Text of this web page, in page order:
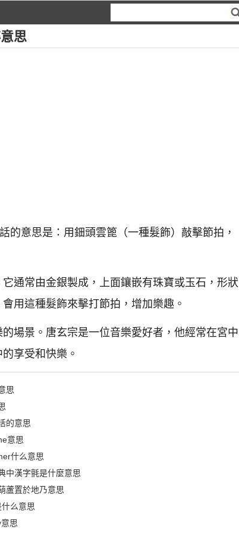
思
的意思是：用鈿頭雲篦（一種髮飾）敲擊節拍，
通常由金銀製成，上面鑲嵌有珠寶或玉石，形狀
用這種髮飾來擊打節拍，增加樂趣。
場景。唐玄宗是一位音樂愛好者，他經常在宮中
享受和快樂。
思
的意思
意思
什么意思
中漢字氈是什麼意思
蘆置於地乃意思
么意思
思